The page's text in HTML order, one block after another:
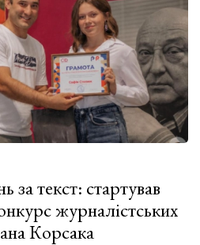
за текст: стартував
журналістських
Корсака